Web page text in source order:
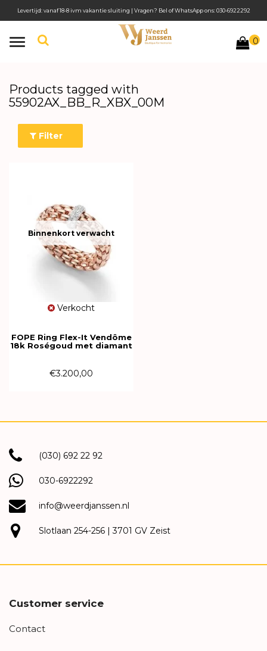
Toggle
0
Levertijd: vanaf 18-8 ivm vakantie sluiting | Vragen? Bel of WhatsApp ons: 030-6922292
Products tagged with
55902AX_BB_R_XBX_00M
Filter
Binnenkort verwacht
Verkocht
FOPE Ring Flex-It Vendôme
18k Roségoud met diamant
€3.200,00
(030) 692 22 92
030-6922292
info@weerdjanssen.nl
Slotlaan 254-256 | 3701 GV Zeist
Customer service
Contact